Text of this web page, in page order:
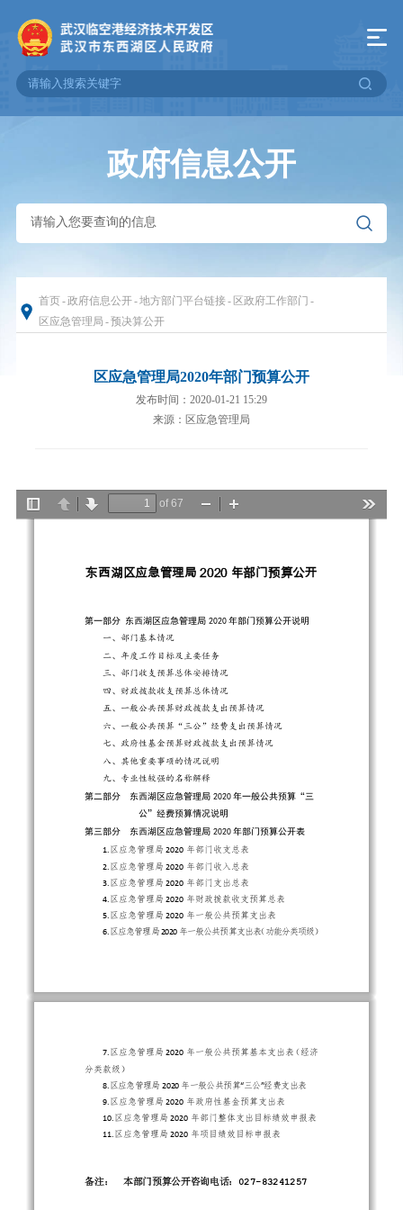
政府信息公开
首页-政府信息公开-地方部门平台链接- 区政府工作部门 -
区应急管理局 -预决算公开
区应急管理局2020年部门预算公开
发布时间：2020-01-21 15:29
来源：区应急管理局